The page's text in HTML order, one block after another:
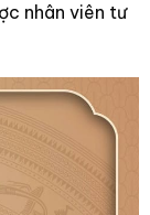
nhân viên tư